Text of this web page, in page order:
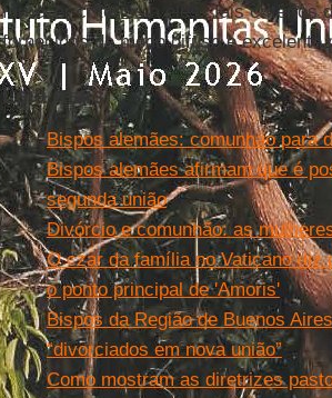
fornecer critérios a eles. Tais critérios
fornecidos de modo difuso e excelente
Leia mais
Bispos alemães: comunhão para
Bispos alemães afirmam que é
segunda união
Divórcio e comunhão: as
O czar da família no Vaticano
o ponto principal de 'Amoris'
Bispos da Região de Buenos
“divorciados em nova união”
Como mostram as diretrizes